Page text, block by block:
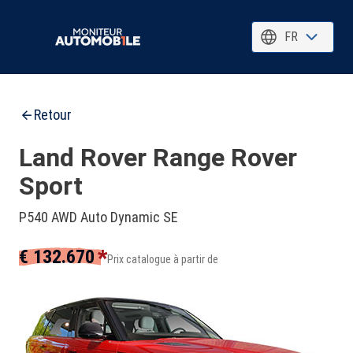
FR
Retour
Land Rover Range Rover
Sport
P540 AWD Auto Dynamic SE
€ 132.670*Prix catalogue à partir de